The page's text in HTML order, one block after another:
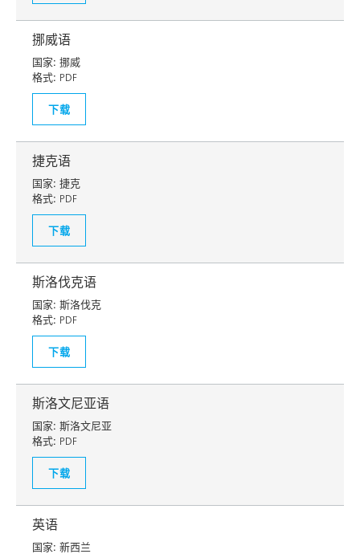
挪威语
国家: 挪威
格式: PDF
下载
捷克语
国家: 捷克
格式: PDF
下载
斯洛伐克语
国家: 斯洛伐克
格式: PDF
下载
斯洛文尼亚语
国家: 斯洛文尼亚
格式: PDF
下载
英语
国家: 新西兰